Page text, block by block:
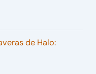
de Halo: